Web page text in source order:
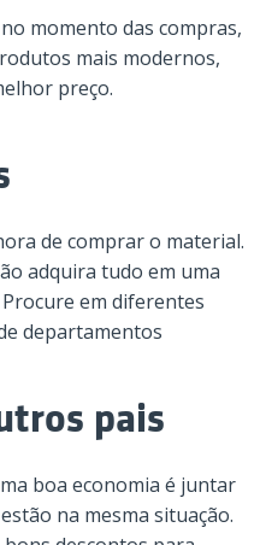
momento das compras,
mais modernos,
preço.
de comprar o material.
adquira tudo em uma
em diferentes
departamentos
pais
boa economia é juntar
na mesma situação.